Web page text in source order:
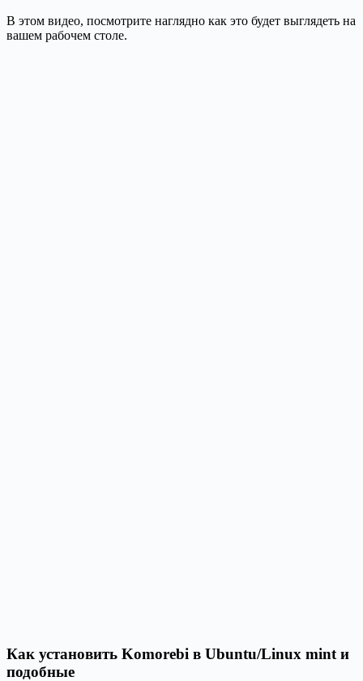
В этом видео, посмотрите наглядно как это будет выглядеть на
вашем рабочем столе.
Как установить Komorebi в Ubuntu/Linux mint и
подобные